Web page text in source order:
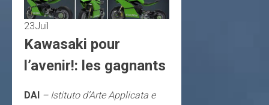
23Juil
Kawasaki pour
l’avenir!: les gagnants
DAI – Istituto d’Arte Applicata e